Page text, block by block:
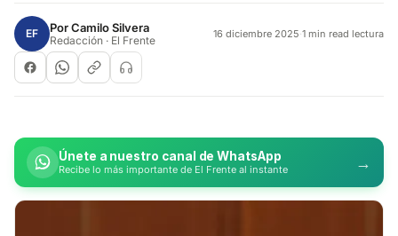
EF PorCamilo Silvera
Redacción · El Frente 16 diciembre 2025·1 min read lectura
Únete a nuestro canal de WhatsApp
Recibe lo más importante de El Frente al instante →